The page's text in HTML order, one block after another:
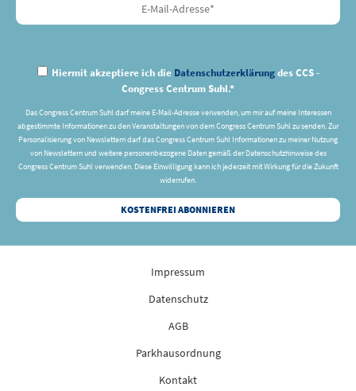
Hiermit akzeptiere ich die Datenschutzerklärungdes CCS -
Congress Centrum Suhl.*
Das Congress Centrum Suhl darf meine E-Mail-Adresse verwenden, um mir auf meine Interessen
abgestimmte Informationen zu den Veranstaltungen von dem Congress Centrum Suhl zu senden. Zur
Personalisierung von Newslettern darf das Congress Centrum Suhl Informationen zu meiner Nutzung
von Newslettern und weitere personenbezogene Daten gemäß der Datenschutzhinweise des
Congress Centrum Suhl verwenden. Diese Einwilligung kann ich jederzeit mit Wirkung für die Zukunft
widerrufen.
Impressum
Datenschutz
AGB
Parkhausordnung
Kontakt